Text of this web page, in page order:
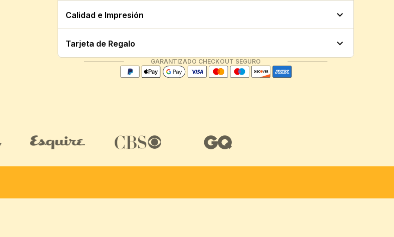
Calidad e Impresión
Tarjeta de Regalo
GARANTIZADO CHECKOUT SEGURO